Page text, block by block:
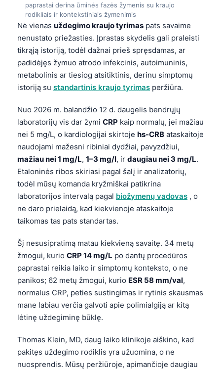
paprastai derina ūminės fazės žymenis su kraujo
rodikliais ir kontekstiniais žymenimis
Nė vienas uždegimo kraujo tyrimas pats savaime
nenustato priežasties. Įprastas skydelis gali praleisti
tikrąją istoriją, todėl dažnai prieš spręsdamas, ar
padidėjęs žymuo atrodo infekcinis, autoimuninis,
metabolinis ar tiesiog atsitiktinis, derinu simptomų
istoriją su standartinis kraujo tyrimas peržiūra.
Nuo 2026 m. balandžio 12 d. daugelis bendrųjų
laboratorijų vis dar žymi CRP kaip normalų, jei mažiau
nei 5 mg/L, o kardiologijai skirtoje hs-CRB ataskaitoje
naudojami mažesni ribiniai dydžiai, pavyzdžiui,
mažiau nei 1 mg/L, 1–3 mg/l, ir daugiau nei 3 mg/L.
Etaloninės ribos skiriasi pagal šalį ir analizatorių,
todėl mūsų komanda kryžmiškai patikrina
laboratorijos intervalą pagal biožymenų vadovas , o
ne daro prielaidą, kad kiekvienoje ataskaitoje
taikomas tas pats standartas.
Šį nesusipratimą matau kiekvieną savaitę. 34 metų
žmogui, kurio CRP 14 mg/L po dantų procedūros
paprastai reikia laiko ir simptomų konteksto, o ne
panikos; 62 metų žmogui, kurio ESR 58 mm/val,
normalus CRP, peties sustingimas ir rytinis skausmas
mane labiau verčia galvoti apie polimialgiją ar kitą
lėtinę uždegiminę būklę.
Thomas Klein, MD, daug laiko klinikoje aiškino, kad
pakitęs uždegimo rodiklis yra užuomina, o ne
nuosprendis. Mūsų peržiūroje, apimančioje daugiau